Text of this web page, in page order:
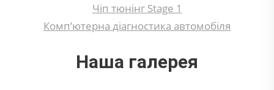
Чіп тюнінг Stage 1
Комп’ютерна діагностика автомобіля
Наша галерея